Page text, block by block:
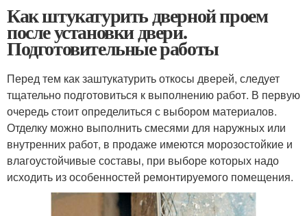
Как штукатурить дверной проем
после установки двери.
Подготовительные работы
Перед тем как заштукатурить откосы дверей, следует
тщательно подготовиться к выполнению работ. В первую
очередь стоит определиться с выбором материалов.
Отделку можно выполнить смесями для наружных или
внутренних работ, в продаже имеются морозостойкие и
влагоустойчивые составы, при выборе которых надо
исходить из особенностей ремонтируемого помещения.